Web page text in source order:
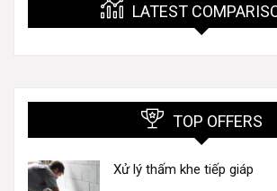
LATEST
TOP OFFERS
Xử lý thấm khe tiếp giáp